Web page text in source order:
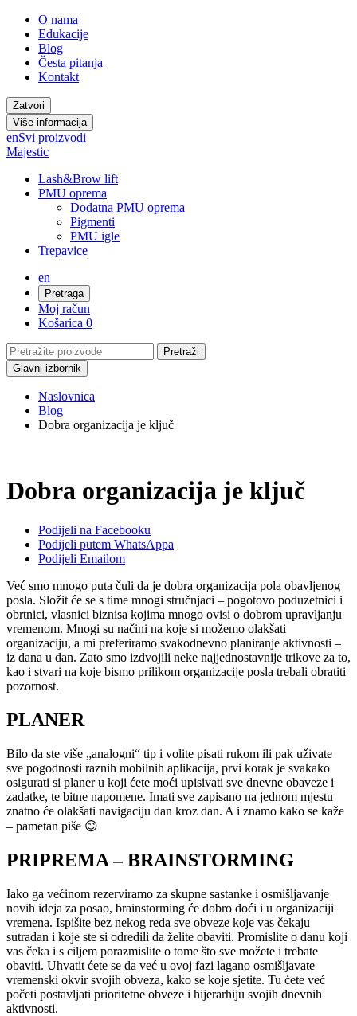
O nama
Edukacije
Blog
Česta pitanja
Kontakt
Zatvori
Više informacija
enSvi proizvodi
Majestic
Lash&Brow lift
PMU oprema
Dodatna PMU oprema
Pigmenti
PMU igle
Trepavice
en
Pretraga
Moj račun
Košarica 0
Glavni izbornik
Naslovnica
Blog
Dobra organizacija je ključ
Dobra organizacija je ključ
Podijeli na Facebooku
Podijeli putem WhatsAppa
Podijeli Emailom
Već smo mnogo puta čuli da je dobra organizacija pola obavljenog
posla. Složit će se s time mnogi stručnjaci – pogotovo poduzetnici i
obrtnici, vlasnici biznisa kojima mnogo ovisi o dobrom upravljanju
vremenom. Mnogi su načini na koje si možemo olakšati
organizaciju, a mi preferiramo svakodnevno planiranje aktivnosti –
iz dana u dan. Zato smo izdvojili neke najjednostavnije trikove za to,
kao i stvari na koje bismo prilikom organizacije posla trebali obratiti
pozornost.
PLANER
Bilo da ste više „analogni“ tip i volite pisati rukom ili pak uživate
sve pogodnosti raznih mobilnih aplikacija, prvi korak je svakako
osigurati si planer u koji ćete moći upisivati sve dnevne obaveze i
zadatke, te bitne napomene. Imati sve zapisano na jednom mjestu
znatno će olakšati navigaciju dan kroz dan. A i znamo kako se kaže
– pametan piše 😊
PRIPREMA – BRAINSTORMING
Iako ga većinom rezerviramo za skupne sastanke i osmišljavanje
novih ideja za posao, brainstorming će dobro doći i u organizaciji
vremena. Ispišite bez nekog reda sve obveze koje vas čekaju
sutradan i koje ste si odredili da želite obaviti. Promislite o danu koji
vas čeka i s ciljem porazmislite o tome što sve možete i trebate
obaviti. Uhvatit ćete se da već u ovoj fazi lagano osmišljavate
vremenski okvir svojih obveza, kako se koje sjetite. Tu ćete već
početi postavljati prioritetne obveze i hijerarhiju svojih dnevnih
aktivnosti.